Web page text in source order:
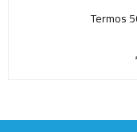
Termos